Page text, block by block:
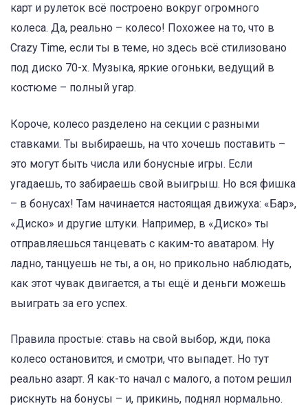
карт и рулеток всё построено вокруг огромного
колеса. Да, реально – колесо! Похожее на то, что в
Crazy Time, если ты в теме, но здесь всё стилизовано
под диско 70-х. Музыка, яркие огоньки, ведущий в
костюме – полный угар.
Короче, колесо разделено на секции с разными
ставками. Ты выбираешь, на что хочешь поставить –
это могут быть числа или бонусные игры. Если
угадаешь, то забираешь свой выигрыш. Но вся фишка
– в бонусах! Там начинается настоящая движуха: «Бар»,
«Диско» и другие штуки. Например, в «Диско» ты
отправляешься танцевать с каким-то аватаром. Ну
ладно, танцуешь не ты, а он, но прикольно наблюдать,
как этот чувак двигается, а ты ещё и деньги можешь
выиграть за его успех.
Правила простые: ставь на свой выбор, жди, пока
колесо остановится, и смотри, что выпадет. Но тут
реально азарт. Я как-то начал с малого, а потом решил
рискнуть на бонусы – и, прикинь, поднял нормально.